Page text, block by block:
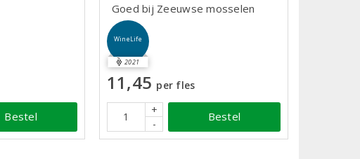
Bestel
Goed bij Zeeuwse mosselen
WineLife
2021
11,45 per fles
+
-
Bestel